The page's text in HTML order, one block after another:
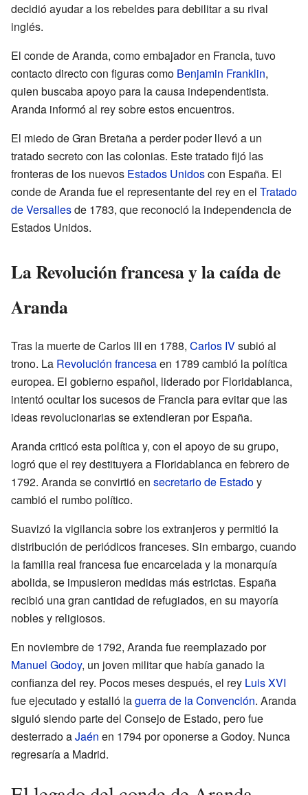
decidió ayudar a los rebeldes para debilitar a su rival
inglés.
El conde de Aranda, como embajador en Francia, tuvo
contacto directo con figuras como Benjamin Franklin,
quien buscaba apoyo para la causa independentista.
Aranda informó al rey sobre estos encuentros.
El miedo de Gran Bretaña a perder poder llevó a un
tratado secreto con las colonias. Este tratado fijó las
fronteras de los nuevos Estados Unidoscon España. El
conde de Aranda fue el representante del rey en el Tratado
de Versallesde 1783, que reconoció la independencia de
Estados Unidos.
La Revolución francesa y la caída de
Aranda
Tras la muerte de Carlos III en 1788, Carlos IVsubió al
trono. La Revolución francesaen 1789 cambió la política
europea. El gobierno español, liderado por Floridablanca,
intentó ocultar los sucesos de Francia para evitar que las
ideas revolucionarias se extendieran por España.
Aranda criticó esta política y, con el apoyo de su grupo,
logró que el rey destituyera a Floridablanca en febrero de
1792. Aranda se convirtió en secretario de Estadoy
cambió el rumbo político.
Suavizó la vigilancia sobre los extranjeros y permitió la
distribución de periódicos franceses. Sin embargo, cuando
la familia real francesa fue encarcelada y la monarquía
abolida, se impusieron medidas más estrictas. España
recibió una gran cantidad de refugiados, en su mayoría
nobles y religiosos.
En noviembre de 1792, Aranda fue reemplazado por
Manuel Godoy, un joven militar que había ganado la
confianza del rey. Pocos meses después, el rey Luis XVI
fue ejecutado y estalló laguerra de la Convención. Aranda
siguió siendo parte del Consejo de Estado, pero fue
desterrado aJaén en 1794 por oponerse a Godoy. Nunca
regresaría a Madrid.